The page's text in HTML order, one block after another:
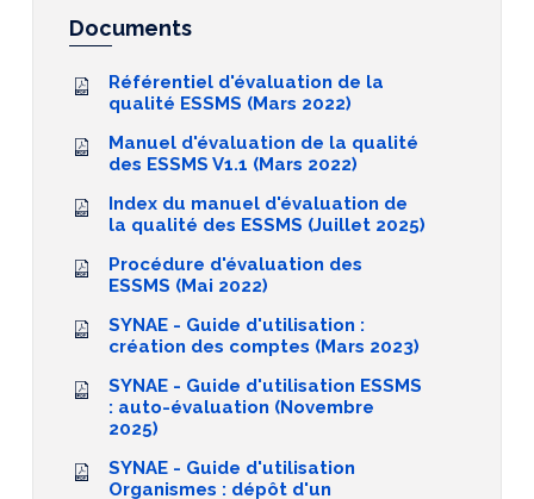
Documents
Référentiel d'évaluation de la
qualité ESSMS (Mars 2022)
Manuel d'évaluation de la qualité
des ESSMS V1.1 (Mars 2022)
Index du manuel d'évaluation de
la qualité des ESSMS (Juillet 2025)
Procédure d'évaluation des
ESSMS (Mai 2022)
SYNAE - Guide d'utilisation :
création des comptes (Mars 2023)
SYNAE - Guide d'utilisation ESSMS
: auto-évaluation (Novembre
2025)
SYNAE - Guide d'utilisation
Organismes : dépôt d'un